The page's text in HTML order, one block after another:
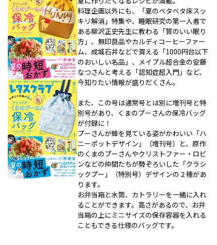
料理企画以外にも、「夏のベタベタ床スッ
キリ解消」特集や、睡眠研究の第一人者で
ある柳沢正史先生に教わる「質のいい眠り
方」、無印良品やカルディコーヒーファー
ム、成城石井などで買える「1000円台以下
のおいしい名品」、メイプル超合金の安藤
なつさんと考える「認知症超入門」など、
今知りたい情報が盛りだくさん。
また、この号は通常号とは別に増刊号と特
別号があり、くまのプーさんの保冷バッグ
が付録に！
プーさんが蜂を見ている姿がかわいい「ハ
ニーポットデザイン」（増刊号）と、原作
のくまのプーさんやクリストファー・ロビ
ンなどの仲間たちが勢ぞろいした「クラシ
ックプー」（特別号）デザインの２種があ
ります。
お弁当箱と水筒、カトラリーを一緒に入れ
ることができます。高さがあるので、お弁
当箱の上にミニサイズの保存容器を入れる
こともできる仕様のバッグです。